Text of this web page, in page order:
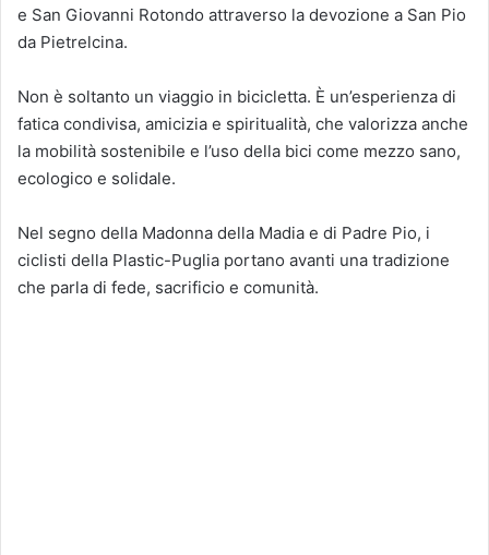
e San Giovanni Rotondo attraverso la devozione a San Pio
da Pietrelcina.
Non è soltanto un viaggio in bicicletta. È un’esperienza di
fatica condivisa, amicizia e spiritualità, che valorizza anche
la mobilità sostenibile e l’uso della bici come mezzo sano,
ecologico e solidale.
Nel segno della Madonna della Madia e di Padre Pio, i
ciclisti della Plastic-Puglia portano avanti una tradizione
che parla di fede, sacrificio e comunità.